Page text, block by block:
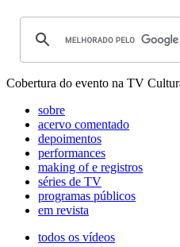
Cobertura do evento na TV
sobre
acervo comentado
depoimentos
performances
making of e registros
séries de TV
programas públicos
em revista
todos os vídeos